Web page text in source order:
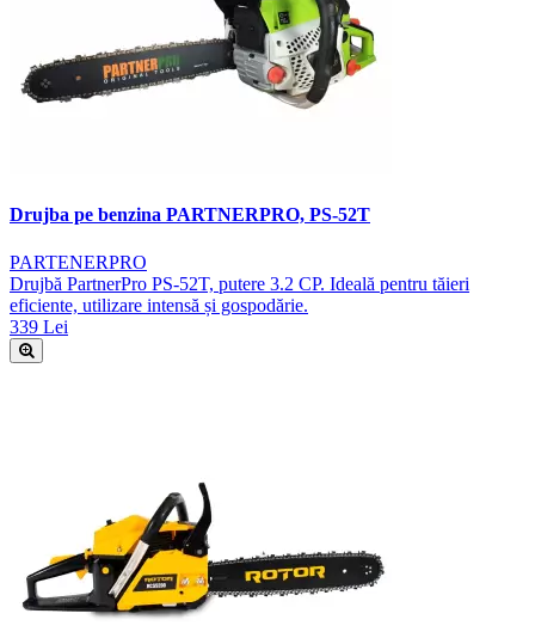
Drujba pe benzina PARTNERPRO, PS-52T
PARTENERPRO
Drujbă PartnerPro PS-52T, putere 3.2 CP. Ideală pentru tăieri
eficiente, utilizare intensă și gospodărie.
339 Lei